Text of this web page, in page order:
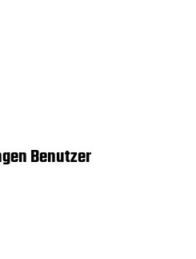
Benutzer